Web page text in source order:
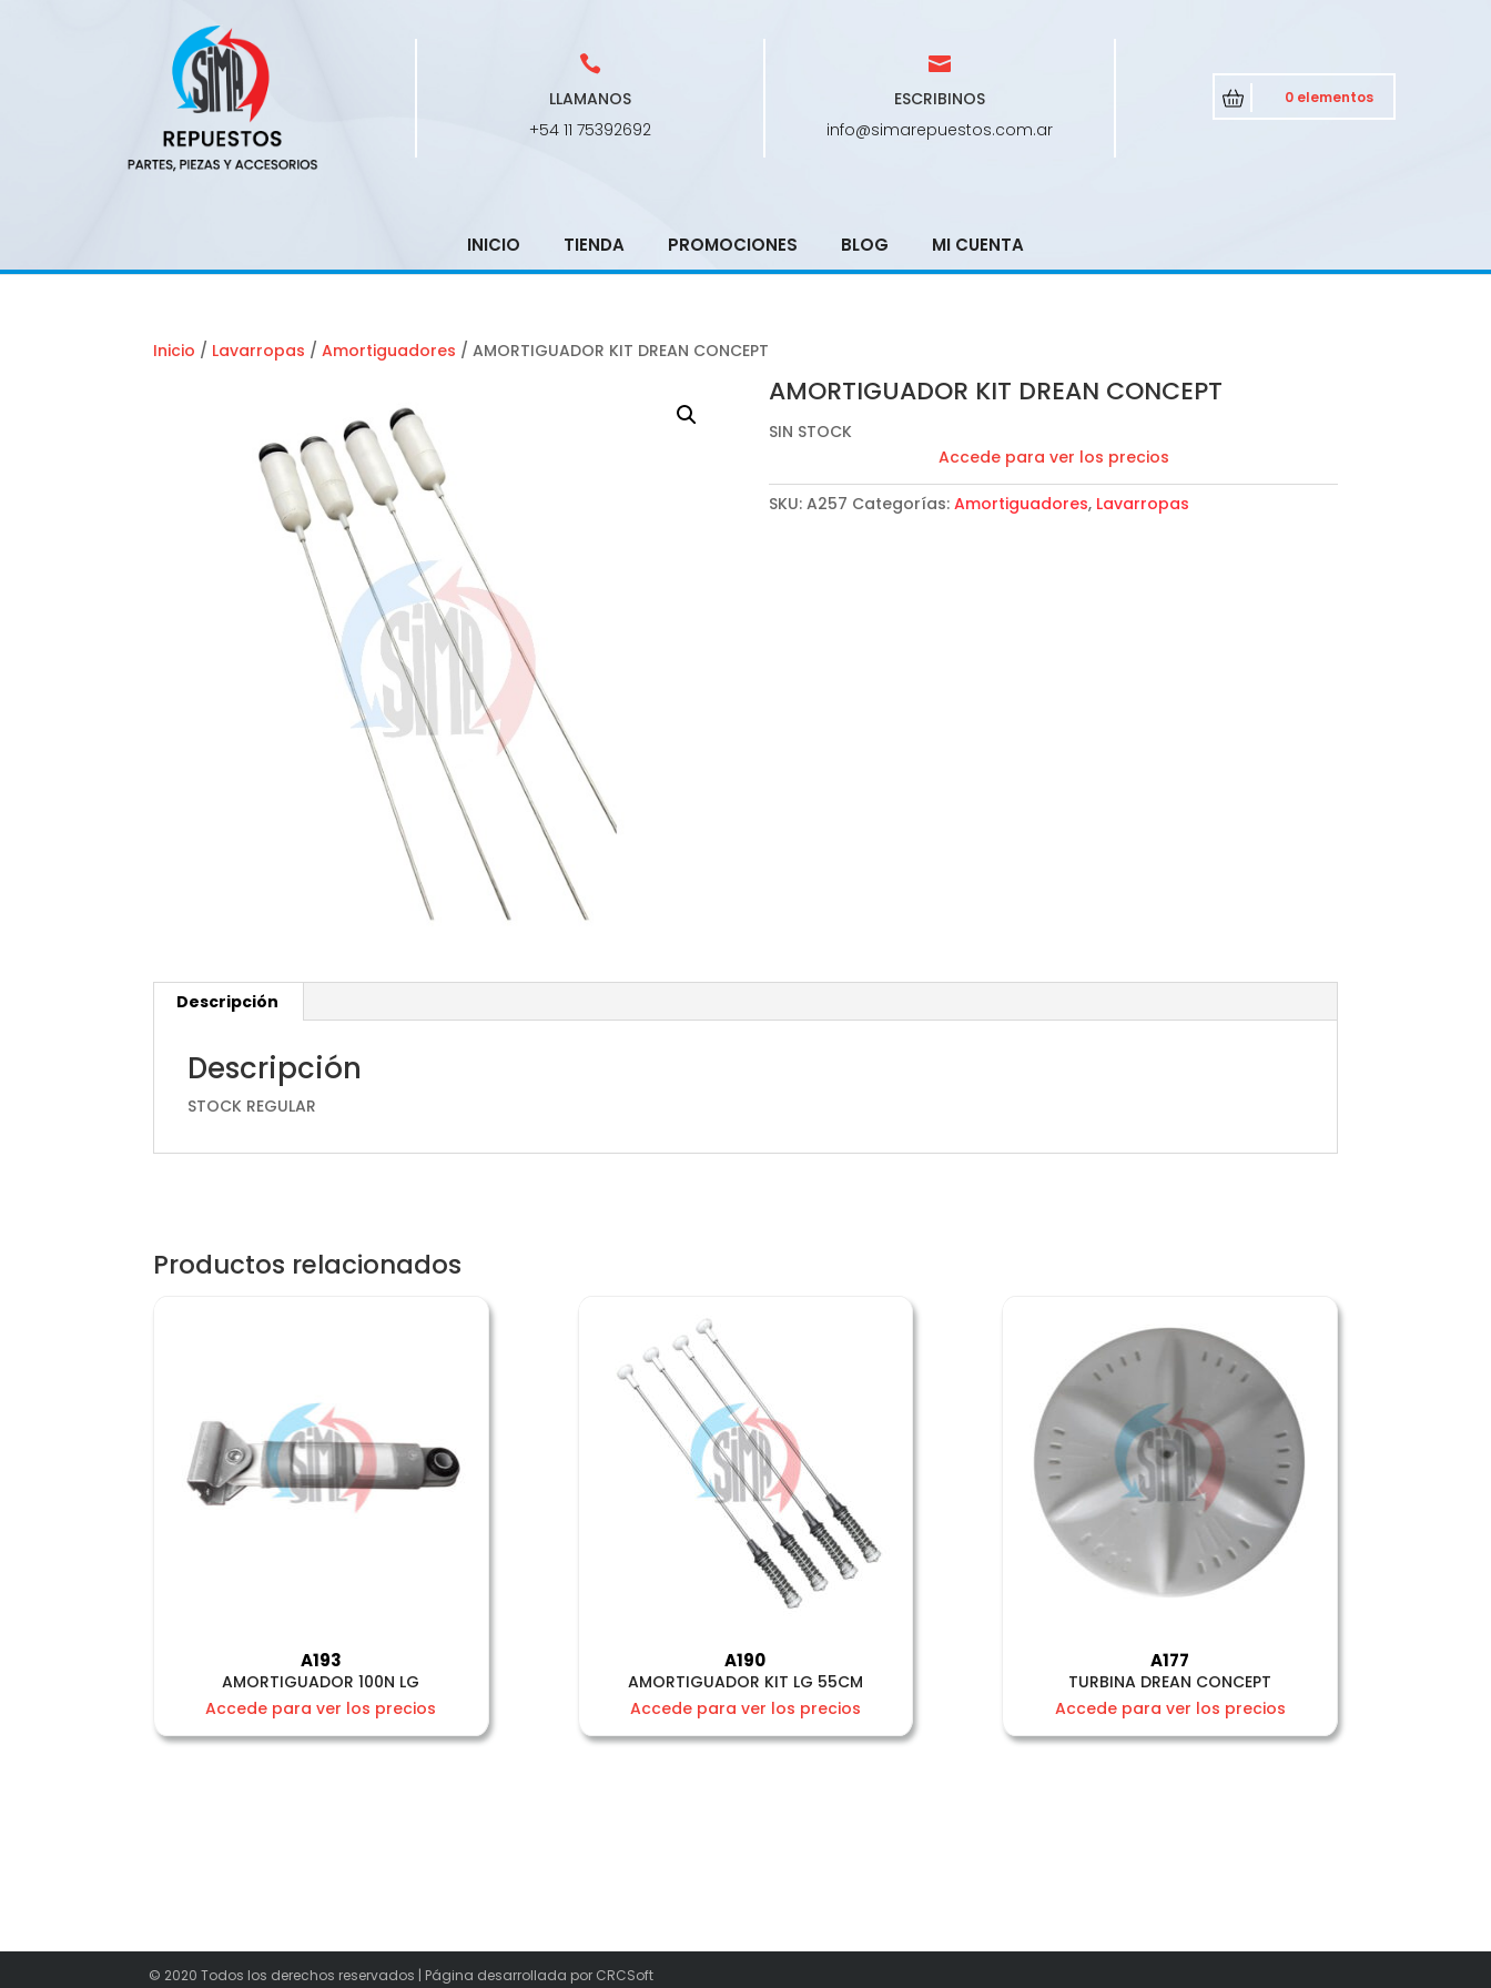
LLAMANOS
+54 11 75392692
ESCRIBINOS
info@simarepuestos.com.ar
0 elementos
INICIO TIENDA PROMOCIONES BLOG MI CUENTA
Inicio / Lavarropas / Amortiguadores / AMORTIGUADOR KIT DREAN CONCEPT
AMORTIGUADOR KIT DREAN CONCEPT
SIN STOCK
Accede para ver los precios
SKU:A257 Categorías:Amortiguadores, Lavarropas
Descripción
Descripción
STOCK REGULAR
Productos relacionados
A193
AMORTIGUADOR 100N LG
Accede para ver los precios
A190
AMORTIGUADOR KIT LG 55CM
Accede para ver los precios
A177
TURBINA DREAN CONCEPT
Accede para ver los precios
© 2020 Todos los derechos reservados | Página desarrollada por CRCSoft